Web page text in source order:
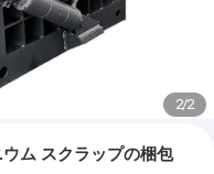
2/2
ム スクラップの梱包